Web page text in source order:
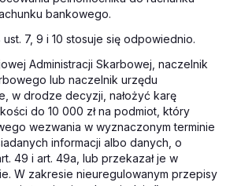
bankowego.
7, 9 i 10 stosuje się odpowiednio.
Administracji Skarbowej, naczelnik
lub naczelnik urzędu
w drodze decyzji, nałożyć karę
do 10 000 zł na podmiot, który
wezwania w wyznaczonym terminie
informacji albo danych, o
49 i art. 49a, lub przekazał je w
W zakresie nieuregulowanym przepisy